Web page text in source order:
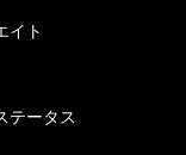
イト
テータス